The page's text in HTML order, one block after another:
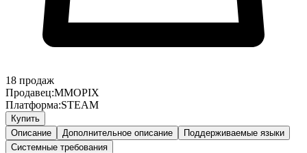
18 продаж
Продавец:MMOPIX
Платформа:STEAM
Купить
Описание
Дополнительное описание
Поддерживаемые языки
Системные требования